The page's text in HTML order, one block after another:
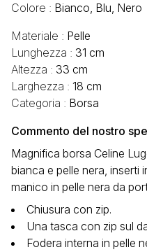
Colore : Bianco, Blu, Nero
Materiale : Pelle
Lunghezza : 31 cm
Altezza : 33 cm
Larghezza : 18 cm
Categoria : Borsa
Commento del nostro
Magnifica borsa Celine
bianca e pelle nera, inserti
manico in pelle nera da
Chiusura con zip.
Una tasca con zip sul
Fodera interna in pelle